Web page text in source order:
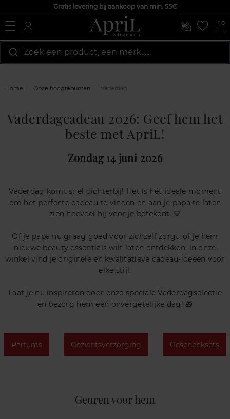
Gratis levering bij aankoop van min. 55€
0
Zoek een product, een merk…...
Home Onze hoogtepunten Vaderdag
Vaderdagcadeau 2026: Geef hem het
beste met ApriL!
Zondag 14 juni 2026
Vaderdag komt snel dichterbij! Het is hét ideale moment
om het perfecte cadeau te vinden en aan je papa te laten
zien hoeveel hij voor je betekent. 💙
Of je papa nu graag goed voor zichzelf zorgt, of je hem
nieuwe beauty essentials wilt laten ontdekken, in onze
winkel vind je originele en kwalitatieve cadeau-ideeën voor
elke stijl.
Laat je nu inspireren door onze speciale Vaderdagselectie
en bezorg hem een onvergetelijke dag! 🎁
Parfums Gezichtsverzorging Geschenksets
Geuren voor hem